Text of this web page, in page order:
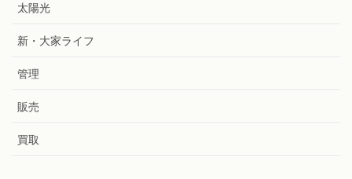
太陽光
新・大家ライフ
管理
販売
買取